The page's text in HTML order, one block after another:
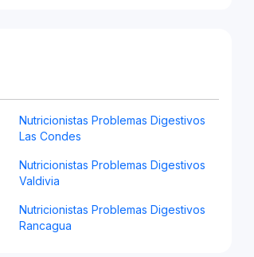
Nutricionistas Problemas Digestivos
Las Condes
Nutricionistas Problemas Digestivos
Valdivia
Nutricionistas Problemas Digestivos
Rancagua